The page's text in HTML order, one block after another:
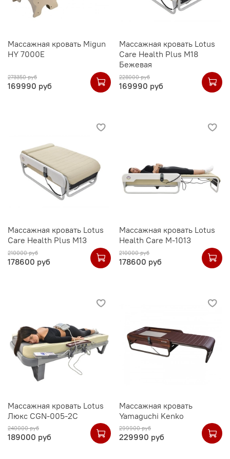
Массажная кровать Migun
HY 7000E
273350 руб
169990 руб
Массажная кровать Lotus
Care Health Plus M18
Бежевая
228000 руб
169990 руб
Массажная кровать Lotus
Care Health Plus М13
210000 руб
178600 руб
Массажная кровать Lotus
Health Care M-1013
210000 руб
178600 руб
Массажная кровать Lotus
Люкс CGN-005-2C
240000 руб
189000 руб
Массажная кровать
Yamaguchi Kenko
299900 руб
229990 руб